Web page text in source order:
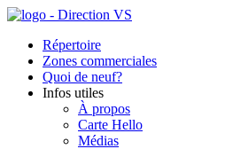
Répertoire
Zones commerciales
Quoi de neuf?
Infos utiles
À propos
Carte Hello
Médias